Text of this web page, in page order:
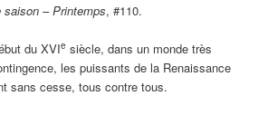
saison – Printemps, #110.
du XVIe siècle, dans un monde très
les puissants de la Renaissance
sans cesse, tous contre tous.